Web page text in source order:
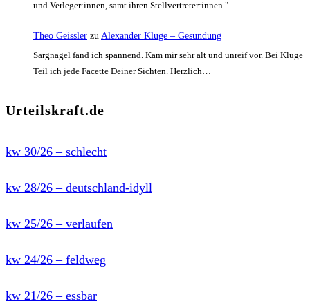
und Verleger:innen, samt ihren Stellvertreter:innen."…
Theo Geissler zu Alexander Kluge – Gesundung
Sargnagel fand ich spannend. Kam mir sehr alt und unreif vor. Bei Kluge
Teil ich jede Facette Deiner Sichten. Herzlich…
Urteilskraft.de
kw 30/26 – schlecht
kw 28/26 – deutschland-idyll
kw 25/26 – verlaufen
kw 24/26 – feldweg
kw 21/26 – essbar